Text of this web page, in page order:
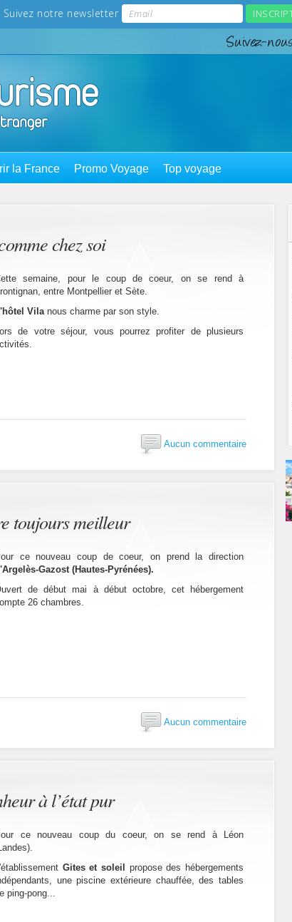
la France Promo Voyage Top voyage
chez soi
semaine, pour le coup de coeur, on se rend à
entre Montpellier et Sète.
Vilanous charme par son style.
de votre séjour, vous pourrez profiter de plusieurs
Aucun commentaire
toujours meilleur
ce nouveau coup de coeur, on prend la direction
Gazost ‎(Hautes-Pyrénées).
de début mai à début octobre, cet hébergement
26 chambres.
Aucun commentaire
à l’état pur
ce nouveau coup du coeur, on se rend à Léon
Gites et soleil propose des hébergements
une piscine extérieure chauffée, des tables
ping-pong...